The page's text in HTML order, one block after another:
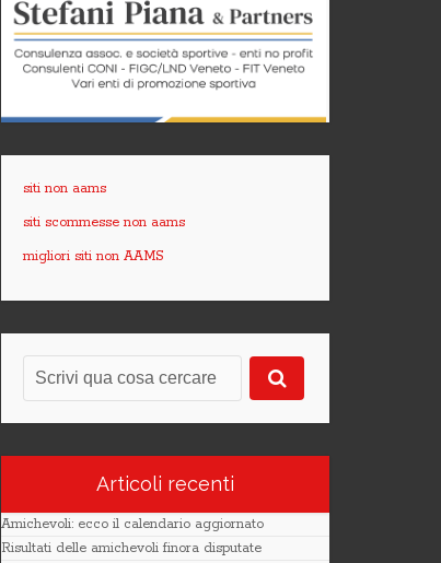
siti non aams
siti scommesse non aams
migliori siti non AAMS
Articoli recenti
Amichevoli: ecco il calendario aggiornato
Risultati delle amichevoli finora disputate